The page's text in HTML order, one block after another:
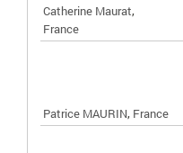
Catherine Maurat,
France
Patrice MAURIN, France